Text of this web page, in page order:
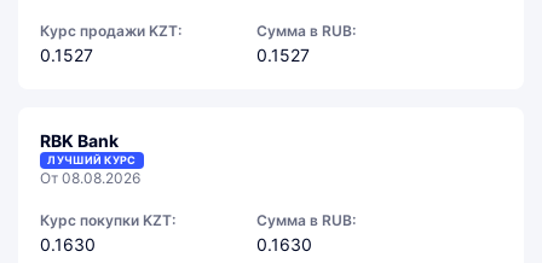
Курс продажи KZT:
0.1527
Сумма в RUB:
0.1527
RBK Bank
ЛУЧШИЙ КУРС
От 08.08.2026
Курс покупки KZT:
0.1630
Сумма в RUB:
0.1630